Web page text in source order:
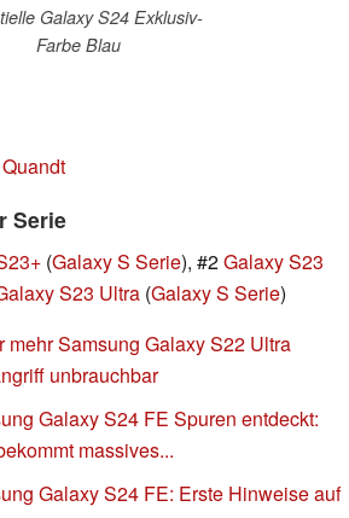
Galaxy S24 Exklusiv-
Farbe Blau
Serie
(Galaxy S Serie), #2Galaxy S23
S23 Ultra (Galaxy S Serie)
mehr Samsung Galaxy S22 Ultra
unbrauchbar
Galaxy S24 FE Spuren entdeckt:
massives...
Galaxy S24 FE: Erste Hinweise auf